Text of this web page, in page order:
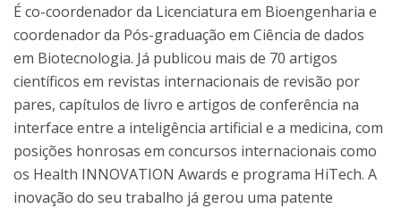
É co-coordenador da Licenciatura em Bioengenharia e
coordenador da Pós-graduação em Ciência de dados
em Biotecnologia. Já publicou mais de 70 artigos
científicos em revistas internacionais de revisão por
pares, capítulos de livro e artigos de conferência na
interface entre a inteligência artificial e a medicina, com
posições honrosas em concursos internacionais como
os Health INNOVATION Awards e programa HiTech. A
inovação do seu trabalho já gerou uma patente